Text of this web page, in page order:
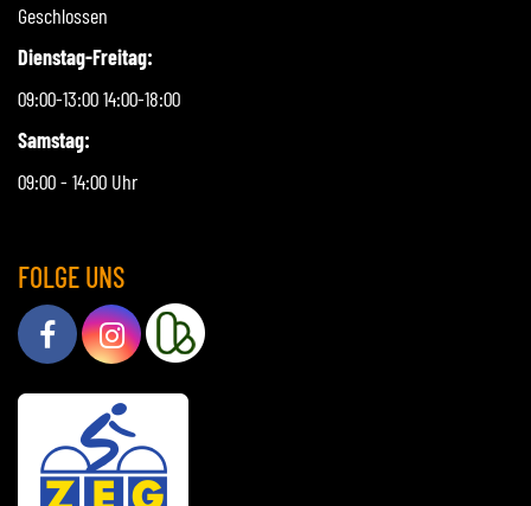
Geschlossen
Dienstag-Freitag:
09:00-13:00 14:00-18:00
Samstag:
09:00 - 14:00 Uhr
FOLGE UNS